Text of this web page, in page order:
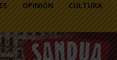
OPINIÓN CULTURA